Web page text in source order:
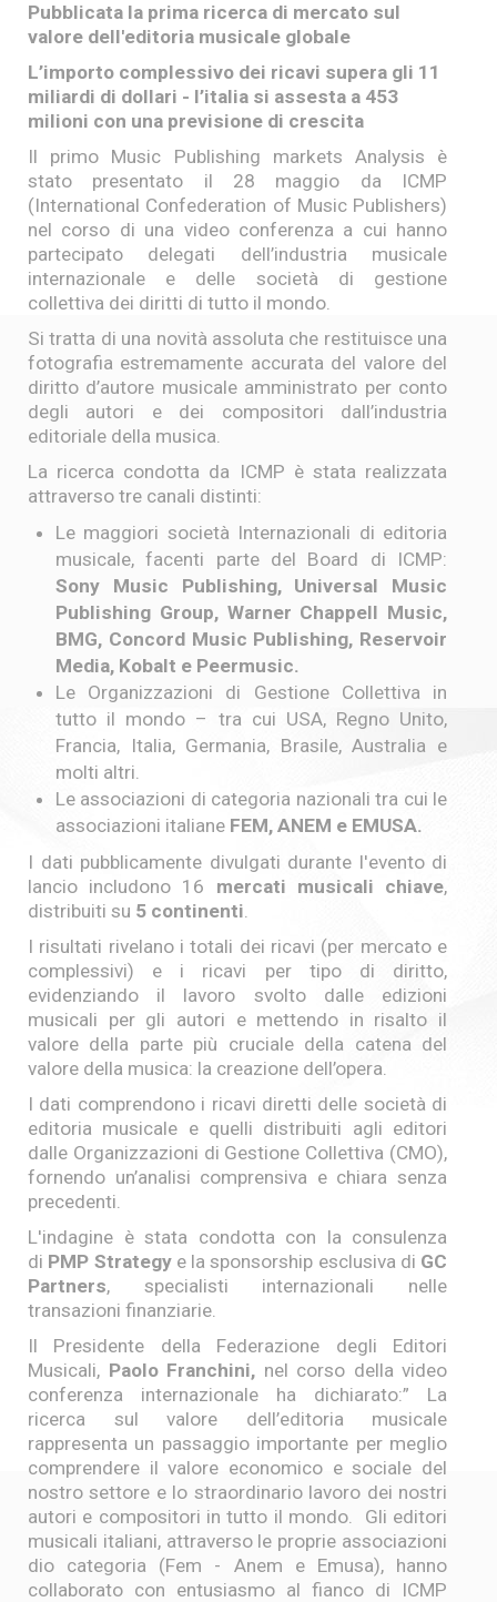
Pubblicata la prima ricerca di mercato sul
valore dell'editoria musicale globale
L’importo complessivo dei ricavi supera gli 11
miliardi di dollari - l’italia si assesta a 453
milioni con una previsione di crescita
Il primo Music Publishing markets Analysis è
stato presentato il 28 maggio da ICMP
(International Confederation of Music Publishers)
nel corso di una video conferenza a cui hanno
partecipato delegati dell’industria musicale
internazionale e delle società di gestione
collettiva dei diritti di tutto il mondo.
Si tratta di una novità assoluta che restituisce una
fotografia estremamente accurata del valore del
diritto d’autore musicale amministrato per conto
degli autori e dei compositori dall’industria
editoriale della musica.
La ricerca condotta da ICMP è stata realizzata
attraverso tre canali distinti:
Le maggiori società Internazionali di editoria
musicale, facenti parte del Board di ICMP:
Sony Music Publishing, Universal Music
Publishing Group, Warner Chappell Music,
BMG, Concord Music Publishing, Reservoir
Media, Kobalt e Peermusic.
Le Organizzazioni di Gestione Collettiva in
tutto il mondo – tra cui USA, Regno Unito,
Francia, Italia, Germania, Brasile, Australia e
molti altri.
Le associazioni di categoria nazionali tra cui le
associazioni italiane FEM, ANEM e EMUSA.
I dati pubblicamente divulgati durante l'evento di
lancio includono 16 mercati musicali chiave,
distribuiti su 5 continenti.
I risultati rivelano i totali dei ricavi (per mercato e
complessivi) e i ricavi per tipo di diritto,
evidenziando il lavoro svolto dalle edizioni
musicali per gli autori e mettendo in risalto il
valore della parte più cruciale della catena del
valore della musica: la creazione dell’opera.
I dati comprendono i ricavi diretti delle società di
editoria musicale e quelli distribuiti agli editori
dalle Organizzazioni di Gestione Collettiva (CMO),
fornendo un’analisi comprensiva e chiara senza
precedenti.
L'indagine è stata condotta con la consulenza
di PMP Strategye la sponsorship esclusiva di GC
Partners, specialisti internazionali nelle
transazioni finanziarie.
Il Presidente della Federazione degli Editori
Musicali, Paolo Franchini, nel corso della video
conferenza internazionale ha dichiarato:” La
ricerca sul valore dell’editoria musicale
rappresenta un passaggio importante per meglio
comprendere il valore economico e sociale del
nostro settore e lo straordinario lavoro dei nostri
autori e compositori in tutto il mondo. Gli editori
musicali italiani, attraverso le proprie associazioni
dio categoria (Fem - Anem e Emusa), hanno
collaborato con entusiasmo al fianco di ICMP